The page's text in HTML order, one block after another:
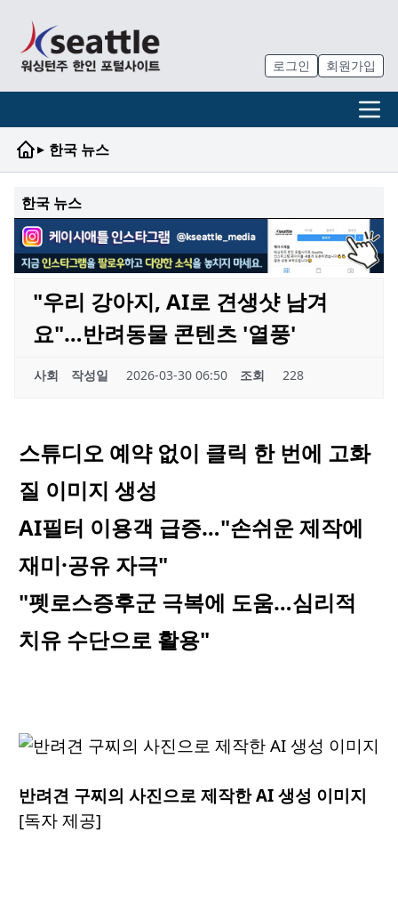
로그인 회원가입
▸ 한국 뉴스
한국 뉴스
"우리 강아지, AI로 견생샷 남겨
요"…반려동물 콘텐츠 '열풍'
사회 작성일 2026-03-30 06:50 조회 228
스튜디오 예약 없이 클릭 한 번에 고화
질 이미지 생성
AI필터 이용객 급증…"손쉬운 제작에
재미·공유 자극"
"펫로스증후군 극복에 도움…심리적
치유 수단으로 활용"
반려견 구찌의 사진으로 제작한 AI 생성 이미지
[독자 제공]